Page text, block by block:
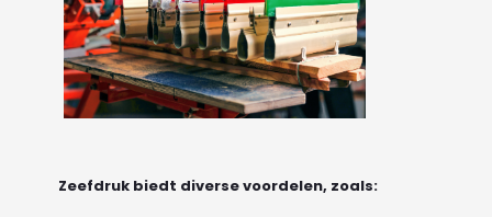
Zeefdruk biedt diverse voordelen, zoals: